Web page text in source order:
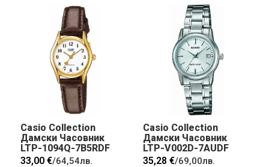
Casio Collection
Дамски Часовник
LTP-1094Q-7B5RDF
33,00 €/64,54лв.
Casio Collection
Дамски Часовник
LTP-V002D-7AUDF
35,28 €/69,00лв.